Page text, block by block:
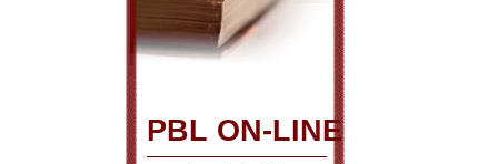
PBL ON-LINE